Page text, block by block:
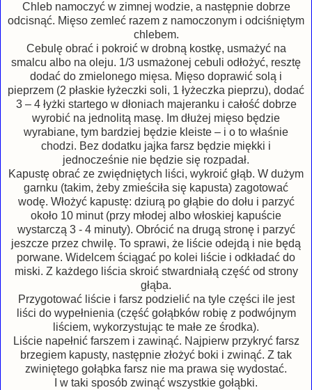
Chleb namoczyć w zimnej wodzie, a następnie dobrze
odcisnąć. Mięso zemleć razem z namoczonym i odciśniętym
chlebem.
Cebulę obrać i pokroić w drobną kostkę, usmażyć na
smalcu albo na oleju. 1/3 usmażonej cebuli odłożyć, resztę
dodać do zmielonego mięsa. Mięso doprawić solą i
pieprzem (2 płaskie łyżeczki soli, 1 łyżeczka pieprzu), dodać
3 – 4 łyżki startego w dłoniach majeranku i całość dobrze
wyrobić na jednolitą masę. Im dłużej mięso będzie
wyrabiane, tym bardziej będzie kleiste – i o to właśnie
chodzi. Bez dodatku jajka farsz będzie miękki i
jednocześnie nie będzie się rozpadał.
Kapustę obrać ze zwiędniętych liści, wykroić głąb. W dużym
garnku (takim, żeby zmieściła się kapusta) zagotować
wodę. Włożyć kapustę: dziurą po głąbie do dołu i parzyć
około 10 minut (przy młodej albo włoskiej kapuście
wystarczą 3 - 4 minuty). Obrócić na drugą stronę i parzyć
jeszcze przez chwilę. To sprawi, że liście odejdą i nie będą
porwane. Widelcem ściągać po kolei liście i odkładać do
miski. Z każdego liścia skroić stwardniałą część od strony
głąba.
Przygotować liście i farsz podzielić na tyle części ile jest
liści do wypełnienia (część gołąbków robię z podwójnym
liściem, wykorzystując te małe ze środka).
Liście napełnić farszem i zawinąć. Najpierw przykryć farsz
brzegiem kapusty, następnie złożyć boki i zwinąć. Z tak
zwiniętego gołąbka farsz nie ma prawa się wydostać.
I w taki sposób zwinąć wszystkie gołąbki.